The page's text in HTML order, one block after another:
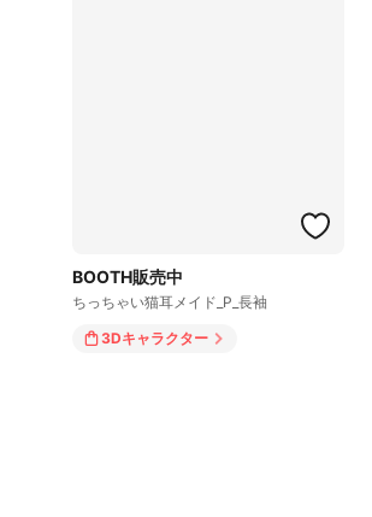
BOOTH販売中
ちっちゃい猫耳メイド_P_長袖
3Dキャラクター